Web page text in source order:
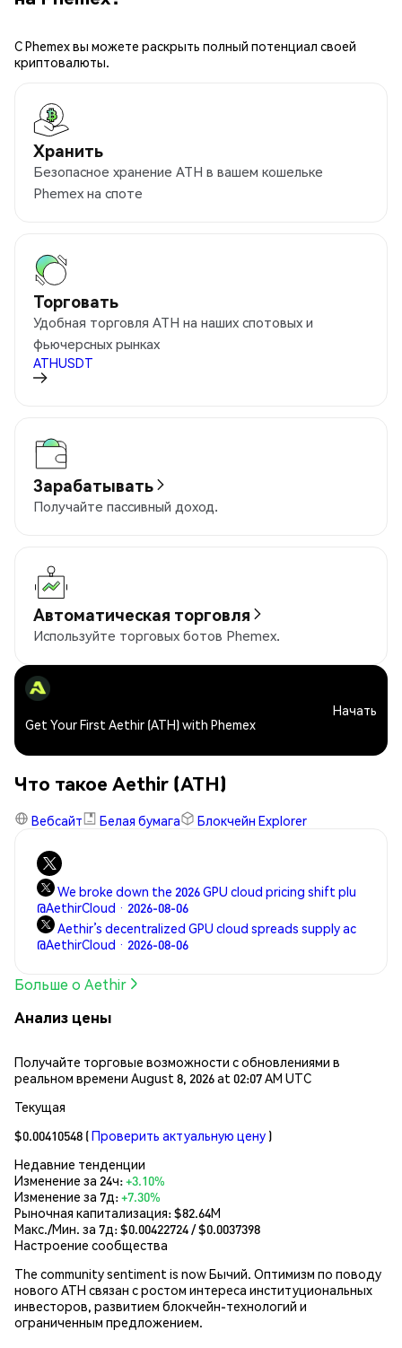
С Phemex вы можете раскрыть полный потенциал своей
криптовалюты.
Хранить
Безопасное хранение ATH в вашем кошельке
Phemex на споте
Торговать
Удобная торговля ATH на наших спотовых и
фьючерсных рынках
ATHUSDT
Зарабатывать
Получайте пассивный доход.
Автоматическая торговля
Используйте торговых ботов Phemex.
Get Your First Aethir (ATH) with Phemex
Начать
Что такое Aethir (ATH)
Вебсайт Белая бумага Блокчейн Explorer
We broke down the 2026 GPU cloud pricing shift plu
@AethirCloud · 2026-08-06
Aethir’s decentralized GPU cloud spreads supply ac
@AethirCloud · 2026-08-06
Больше о Aethir
Анализ цены
Получайте торговые возможности с обновлениями в
реальном времени August 8, 2026 at 02:07 AM UTC
Текущая
$0.00410548 (Проверить актуальную цену )
Недавние тенденции
Изменение за 24ч:+3.10%
Изменение за 7д:+7.30%
Рыночная капитализация:$82.64M
Макс./Мин. за 7д: $0.00422724/ $0.0037398
Настроение сообщества
The community sentiment is now Бычий. Оптимизм по поводу
нового ATH связан с ростом интереса институциональных
инвесторов, развитием блокчейн-технологий и
ограниченным предложением.